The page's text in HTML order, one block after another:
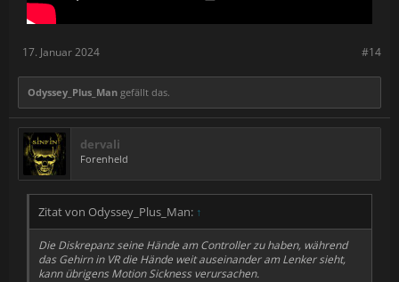
#14
17. Januar 2024
Odyssey_Plus_Man gefällt das.
dervali
Forenheld
Zitat von Odyssey_Plus_Man: ↑
Die Diskrepanz seine Hände am Controller zu haben, während
das Gehirn in VR die Hände weit auseinander am Lenker sieht,
kann übrigens Motion Sickness verursachen.